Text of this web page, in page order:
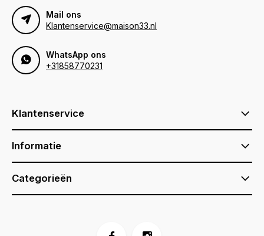
Mail ons
Klantenservice@maison33.nl
WhatsApp ons
+31858770231
Klantenservice
Informatie
Categorieën